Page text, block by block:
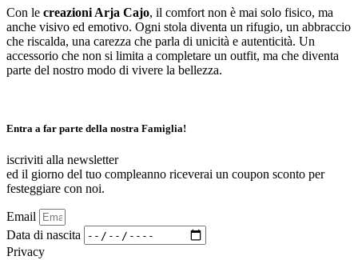
Con le creazioni Arja Cajo, il comfort non è mai solo fisico, ma
anche visivo ed emotivo. Ogni stola diventa un rifugio, un abbraccio
che riscalda, una carezza che parla di unicità e autenticità. Un
accessorio che non si limita a completare un outfit, ma che diventa
parte del nostro modo di vivere la bellezza.
Entra a far parte della nostra Famiglia!
iscriviti alla newsletter
ed il giorno del tuo compleanno riceverai un coupon sconto per
festeggiare con noi.
Email
Data di nascita
Privacy